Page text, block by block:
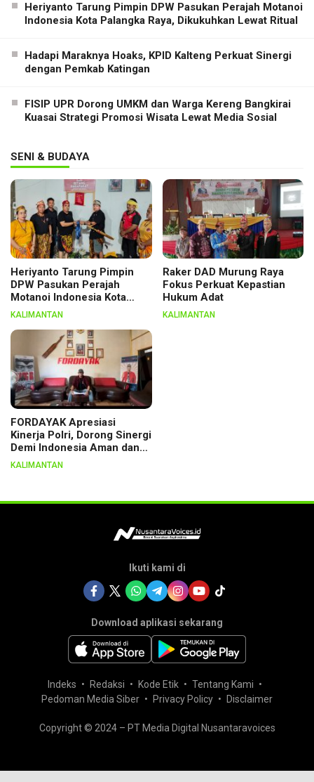
Heriyanto Tarung Pimpin DPW Pasukan Perajah Motanoi
Indonesia Kota Palangka Raya, Dikukuhkan Lewat Ritual
Hadapi Maraknya Hoaks, KPID Kalteng Perkuat Sinergi
dengan Pemkab Katingan
FISIP UPR Dorong UMKM dan Warga Kereng Bangkirai
Kuasai Strategi Promosi Wisata Lewat Media Sosial
SENI & BUDAYA
Heriyanto Tarung Pimpin
DPW Pasukan Perajah
Motanoi Indonesia Kota
Palangka Raya, Dikukuhkan
KALIMANTAN
Raker DAD Murung Raya
Fokus Perkuat Kepastian
Hukum Adat
KALIMANTAN
FORDAYAK Apresiasi
Kinerja Polri, Dorong Sinergi
Demi Indonesia Aman dan
Berkeadilan
KALIMANTAN
Ikuti kami di
Download aplikasi sekarang
Indeks Redaksi Kode Etik
Tentang Kami
Pedoman Media Siber
Privacy Policy Disclaimer
Copyright © 2024 – PT Media Digital Nusantaravoices